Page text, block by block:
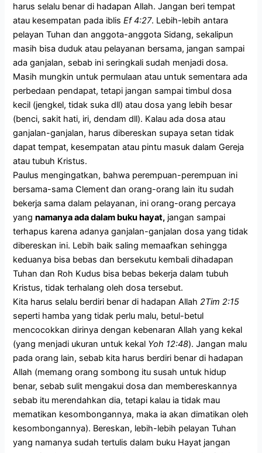
harus selalu benar di hadapan Allah. Jangan beri tempat
atau kesempatan pada iblisEf 4:27. Lebih-lebih antara
pelayan Tuhan dan anggota-anggota Sidang, sekalipun
masih bisa duduk atau pelayanan bersama, jangan sampai
ada ganjalan, sebab ini seringkali sudah menjadi dosa.
Masih mungkin untuk permulaan atau untuk sementara ada
perbedaan pendapat, tetapi jangan sampai timbul dosa
kecil (jengkel, tidak suka dll) atau dosa yang lebih besar
(benci, sakit hati, iri, dendam dll). Kalau ada dosa atau
ganjalan-ganjalan, harus dibereskan supaya setan tidak
dapat tempat, kesempatan atau pintu masuk dalam Gereja
atau tubuh Kristus.
Paulus mengingatkan, bahwa perempuan-perempuan ini
bersama-sama Clement dan orang-orang lain itu sudah
bekerja sama dalam pelayanan, ini orang-orang percaya
yangnamanya ada dalam buku hayat, jangan sampai
terhapus karena adanya ganjalan-ganjalan dosa yang tidak
dibereskan ini. Lebih baik saling memaafkan sehingga
keduanya bisa bebas dan bersekutu kembali dihadapan
Tuhan dan Roh Kudus bisa bebas bekerja dalam tubuh
Kristus, tidak terhalang oleh dosa tersebut.
Kita harus selalu berdiri benar di hadapan Allah2Tim 2:15
seperti hamba yang tidak perlu malu, betul-betul
mencocokkan dirinya dengan kebenaran Allah yang kekal
(yang menjadi ukuran untuk kekal Yoh 12:48). Jangan malu
pada orang lain, sebab kita harus berdiri benar di hadapan
Allah (memang orang sombong itu susah untuk hidup
benar, sebab sulit mengakui dosa dan membereskannya
sebab itu merendahkan dia, tetapi kalau ia tidak mau
mematikan kesombongannya, maka ia akan dimatikan oleh
kesombongannya). Bereskan, lebih-lebih pelayan Tuhan
yang namanya sudah tertulis dalam buku Hayat jangan